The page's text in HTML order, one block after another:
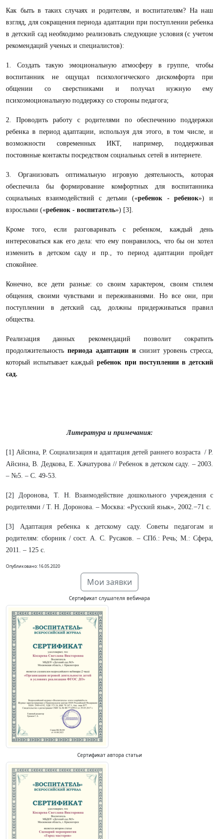
Как быть в таких случаях и родителям, и воспитателям? На наш
взгляд, для сокращения периода адаптации при поступлении ребенка
в детский сад необходимо реализовать следующие условия (с учетом
рекомендаций ученых и специалистов):
1. Создать такую эмоциональную атмосферу в группе, чтобы
воспитанник не ощущал психологического дискомфорта при
общении со сверстниками и получал нужную ему
психоэмоциональную поддержку со стороны педагога;
2. Проводить работу с родителями по обеспечению поддержки
ребенка в период адаптации, используя для этого, в том числе, и
возможности современных ИКТ, например, поддерживая
постоянные контакты посредством социальных сетей в интернете.
3. Организовать оптимальную игровую деятельность, которая
обеспечила бы формирование комфортных для воспитанника
социальных взаимодействий с детьми («ребенок - ребенок») и
взрослыми («ребенок - воспитатель») [3].
Кроме того, если разговаривать с ребенком, каждый день
интересоваться как его дела: что ему понравилось, что бы он хотел
изменить в детском саду и пр., то период адаптации пройдет
спокойнее.
Конечно, все дети разные: со своим характером, своим стилем
общения, своими чувствами и переживаниями. Но все они, при
поступлении в детский сад, должны придерживаться правил
общества.
Реализация данных рекомендаций позволит сократить
продолжительность периода адаптации и снизит уровень стресса,
который испытывает каждыйребенок при поступлении в детский
сад.
Литература и примечания:
[1] Айсина, Р. Социализация и адаптация детей раннего возраста / Р.
Айсина, В. Дедкова, Е. Хачатурова // Ребенок в детском саду. – 2003.
– №5. – С. 49-53.
[2] Доронова, Т. Н. Взаимодействие дошкольного учреждения с
родителями / Т. Н. Доронова. – Москва: «Русский язык», 2002. ̶ 71 с.
[3] Адаптация ребенка к детскому саду. Советы педагогам и
родителям: сборник / сост. А. С. Русаков. – СПб.: Речь; М.: Сфера,
2011. – 125 с.
Опубликовано: 16.05.2020
Мои заявки
Сертификат слушателя вебинара
Сертификат автора статьи